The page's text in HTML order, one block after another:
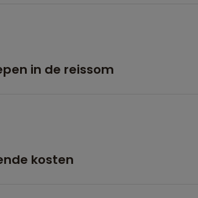
in de reissom
kosten